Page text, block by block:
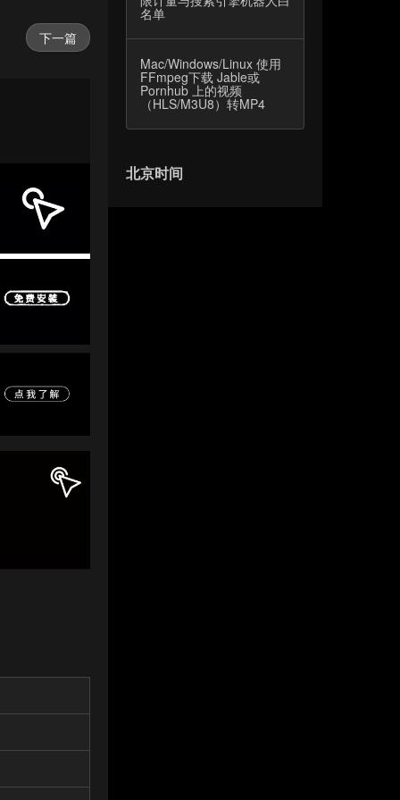
下一篇
名单
Mac/Windows/Linux 使用
FFmpeg下载 Jable或
Pornhub 上的视频
（HLS/M3U8）转MP4
北京时间